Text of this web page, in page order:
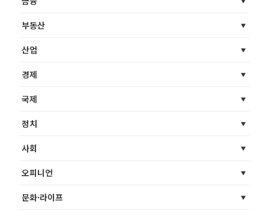
부동산
산업
경제
국제
정치
사회
오피니언
문화·라이프